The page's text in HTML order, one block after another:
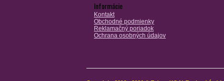
Informácie
Kontakt
Obchodné podmienky
Reklamačný poriadok
Ochrana osobných údajov